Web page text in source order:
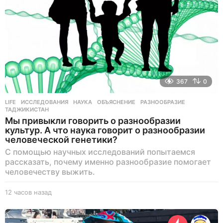
д
367 0
LIFE ИССЛЕДОВАНИЯ ,НАУКА ,ОБЪЯСНЕНИЕ ,РАЗНООБРАЗИЕ
ТАДЖИКИСТАН
Мы привыкли говорить о разнообразии
культур. А что наука говорит о разнообразии
человеческой генетики?
С помощью научных исследований попытаемся
рассказать, почему именно разнообразие помогает
человечеству выжить.
12 часов назад
ч
а